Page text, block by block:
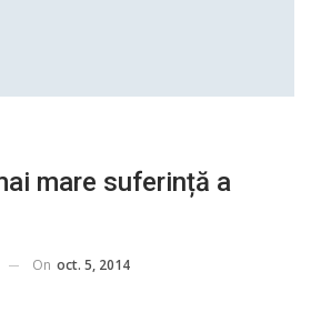
mare suferință a
On oct. 5, 2014